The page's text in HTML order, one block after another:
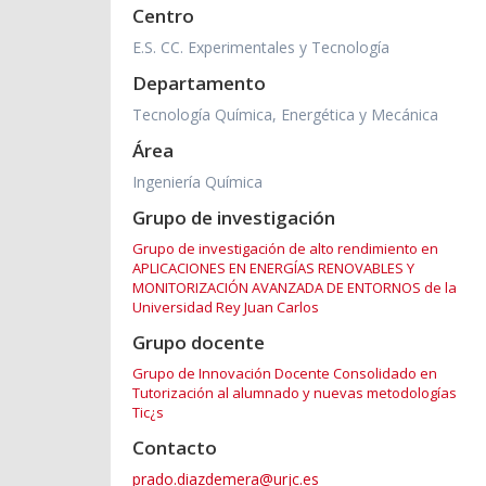
Centro
E.S. CC. Experimentales y Tecnología
Departamento
Tecnología Química, Energética y Mecánica
Área
Ingeniería Química
Grupo de investigación
Grupo de investigación de alto rendimiento en
APLICACIONES EN ENERGÍAS RENOVABLES Y
MONITORIZACIÓN AVANZADA DE ENTORNOS de la
Universidad Rey Juan Carlos
Grupo docente
Grupo de Innovación Docente Consolidado en
Tutorización al alumnado y nuevas metodologías
Tic¿s
Contacto
prado.diazdemera@urjc.es